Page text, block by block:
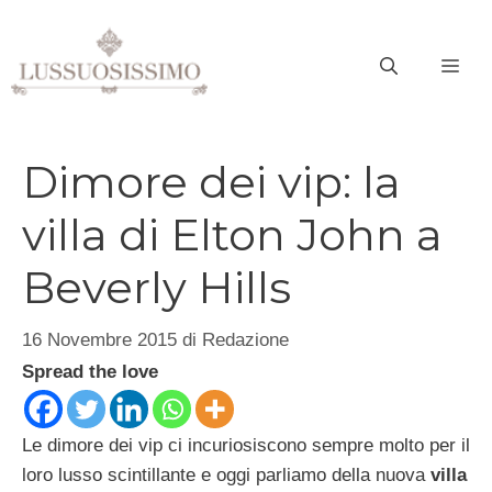
contenuto
Dimore dei vip: la
villa di Elton John a
Beverly Hills
16 Novembre 2015 di Redazione
Spread the love
Le dimore dei vip ci incuriosiscono sempre molto per il
loro lusso scintillante e oggi parliamo della nuova villa